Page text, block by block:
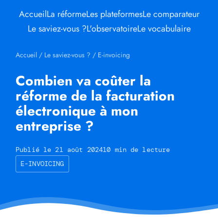
AccueilLa réformeLes plateformesLe comparateur
Le saviez-vous ?L'observatoireLe vocabulaire
Accueil / Le saviez-vous ? / E-invoicing
Combien va coûter la
réforme de la facturation
électronique à mon
entreprise ?
Publié le 21 août 202410 min de lecture
E-INVOICING